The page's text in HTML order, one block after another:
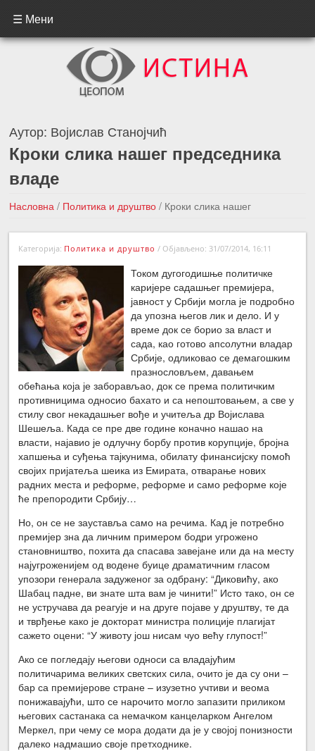
☰ Мени
Аутор: Војислав Станојчић
Кроки слика нашег председника
владе
Насловна / Политика и друштво / Кроки слика нашег
председника владе
←Претходна вест
Следећа вест →
Категорија: Политика и друштво / Објављено: 31/07/2014, 16:11
Током дугогодишње политичке
каријере садашњег премијера,
јавност у Србији могла је подробно
да упозна његов лик и дело. И у
време док се борио за власт и
сада, као готово апсолутни владар
Србије, одликовао се демагошким
празнословљем, давањем
обећања која је заборављао, док се према политичким
противницима односио бахато и са непоштовањем, а све у
стилу свог некадашњег вође и учитеља др Војислава
Шешеља. Када се пре две године коначно нашао на
власти, најавио је одлучну борбу против корупције, бројна
хапшења и суђења тајкунима, обилату финансијску помоћ
својих пријатеља шеика из Емирата, отварање нових
радних места и реформе, реформе и само реформе које
ће препородити Србију…
Но, он се не зауставља само на речима. Кад је потребно
премијер зна да личним примером бодри угрожено
становништво, похита да спасава завејане или да на месту
најугроженијем од водене буице драматичним гласом
упозори генерала задуженог за одбрану: “Диковићу, ако
Шабац падне, ви знате шта вам је чинити!” Исто тако, он се
не устручава да реагује и на друге појаве у друштву, те да
и тврђење како је докторат министра полиције плагијат
сажето оцени: “У животу још нисам чуо већу глупост!”
Ако се погледају његови односи са владајућим
политичарима великих светских сила, очито је да су они –
бар са премијерове стране – изузетно учтиви и веома
понижавајући, што се нарочито могло запазити приликом
његових састанака са немачком канцеларком Ангелом
Меркел, при чему се мора додати да је у својој понизности
далеко надмашио своје претходнике.